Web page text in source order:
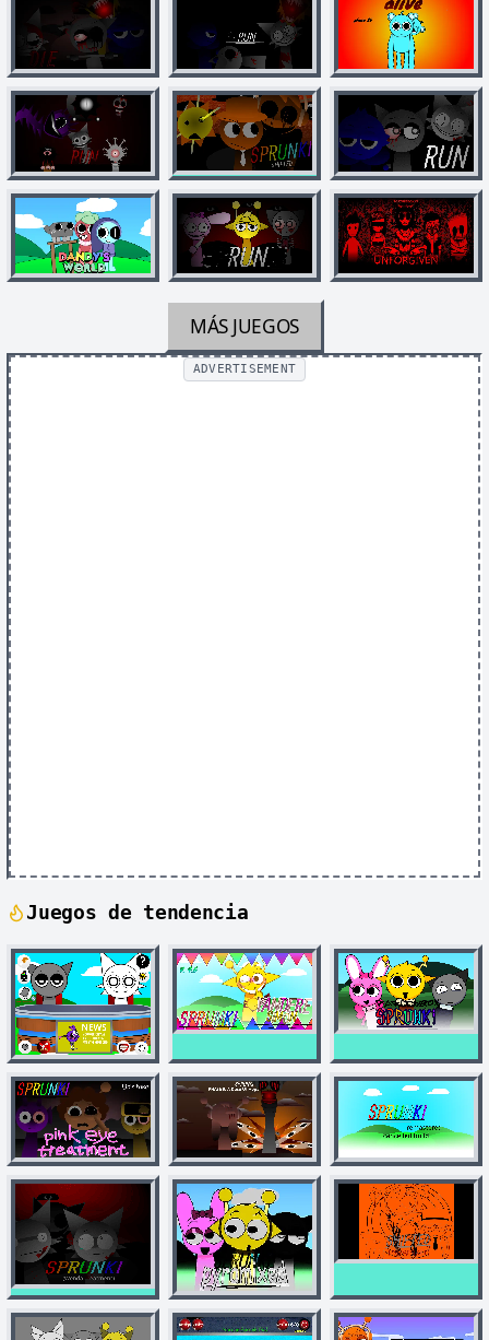
MÁS JUEGOS
ADVERTISEMENT
Juegos de tendencia